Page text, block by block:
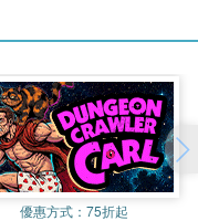
標準。教育部更逐年
比例。
Test
不只是測驗聽、說、
能使用該語言溝通的能
是一個人能使用英文溝
檢是沒有範圍的，並
優惠方式： 75折起